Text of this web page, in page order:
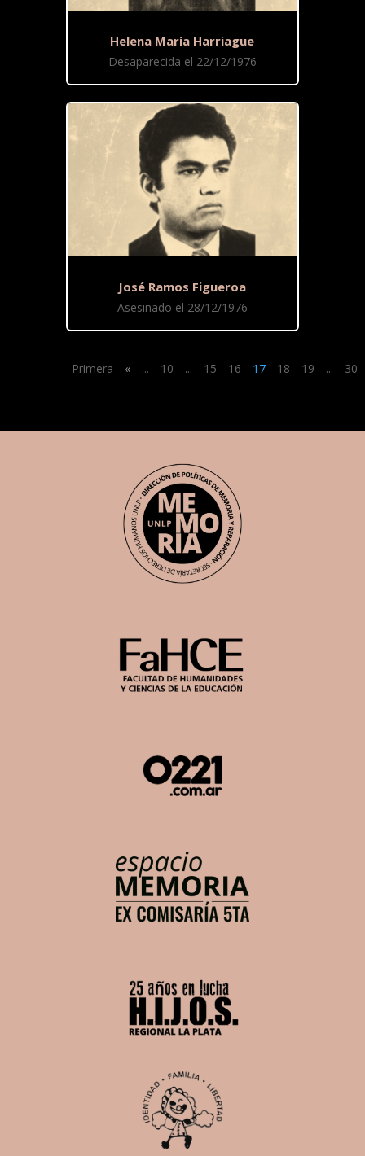
Helena María Harriague
Desaparecida el 22/12/1976
José Ramos Figueroa
Asesinado el 28/12/1976
Primera « ... 10 ... 15 16 17 18 19 ... 30